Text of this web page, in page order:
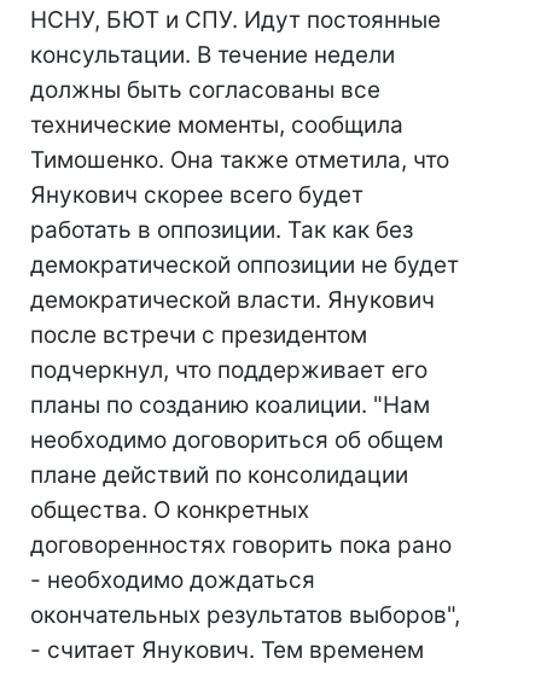
НСНУ, БЮТ и СПУ. Идут постоянные
консультации. В течение недели
должны быть согласованы все
технические моменты, сообщила
Тимошенко. Она также отметила, что
Янукович скорее всего будет
работать в оппозиции. Так как без
демократической оппозиции не будет
демократической власти. Янукович
после встречи с президентом
подчеркнул, что поддерживает его
планы по созданию коалиции. "Нам
необходимо договориться об общем
плане действий по консолидации
общества. О конкретных
договоренностях говорить пока рано
- необходимо дождаться
окончательных результатов выборов",
- считает Янукович. Тем временем